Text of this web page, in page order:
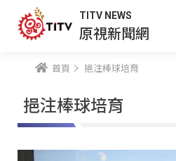
TITV NEWS
原視新聞網
首頁 挹注棒球培育
挹注棒球培育